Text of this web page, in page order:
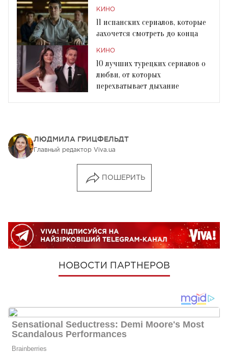
КИНО
11 испанских сериалов, которые
захочется смотреть до конца
КИНО
10 лучших турецких сериалов о
любви, от которых
перехватывает дыхание
ЛЮДМИЛА ГРИЦФЕЛЬДТ
Главный редактор Viva.ua
ПОШЕРИТЬ
НОВОСТИ ПАРТНЕРОВ